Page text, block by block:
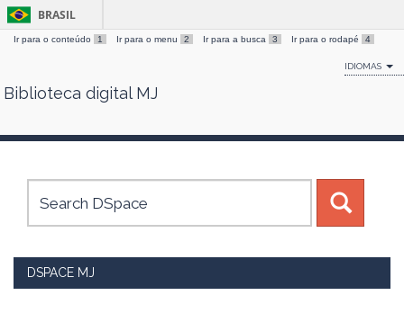
Skip
BRASIL
Ir para o conteúdo 1 Ir para o menu 2 Ir para a busca 3 Ir para o rodapé 4
IDIOMAS
Biblioteca digital MJ
DSPACE MJ